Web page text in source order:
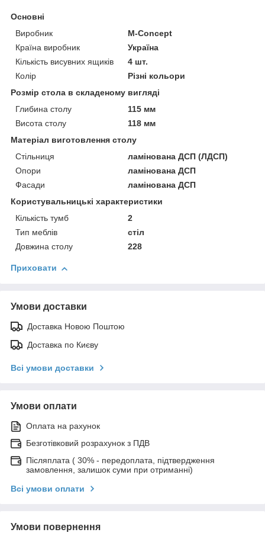
Основні
Виробник
M-Concept
Країна виробник
Україна
Кількість висувних ящиків
4 шт.
Колір
Різні кольори
Розмір стола в складеному вигляді
Глибина столу
115 мм
Висота столу
118 мм
Матеріал виготовлення столу
Стільниця
ламінована ДСП (ЛДСП)
Опори
ламінована ДСП
Фасади
ламінована ДСП
Користувальницькі характеристики
Кількість тумб
2
Тип меблів
стіл
Довжина столу
228
Приховати
Умови доставки
Доставка Новою Поштою
Доставка по Києву
Всі умови доставки
Умови оплати
Оплата на рахунок
Безготівковий розрахунок з ПДВ
Післяплата ( 30% - передоплата, підтвердження
замовлення, залишок суми при отриманні)
Всі умови оплати
Умови повернення